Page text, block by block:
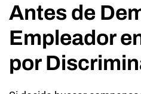
Antes de
Empleador
por